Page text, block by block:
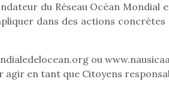
du Réseau Océan Mondial
dans des actions
ou
agir en tant que Citoyens